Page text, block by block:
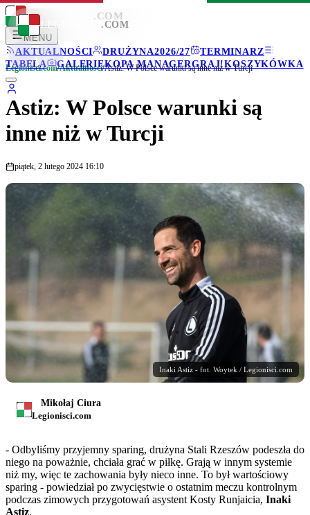
LEGIONISCI .COM
MENU
AKTUALNOŚCI
DRUŻYNA2026/27
TERMINARZ
TABELA
GALERIEKOPA MANAGERGRAJ!KOSZYKÓWKA
LEGIONISCI .COM
Legionisci.com/Aktualności/Astiz: W Polsce warunki są inne niż w Turcji
Astiz: W Polsce warunki są
inne niż w Turcji
piątek, 2 lutego 2024 16:10
Inaki Astiz - fot. Woytek / Legionisci.com
Mikołaj Ciura
Legionisci.com
- Odbyliśmy przyjemny sparing, drużyna Stali Rzeszów podeszła do
niego na poważnie, chciała grać w piłkę. Grają w innym systemie
niż my, więc te zachowania były nieco inne. To był wartościowy
sparing - powiedział po zwycięstwie o ostatnim meczu kontrolnym
podczas zimowych przygotowań asystent Kosty Runjaicia, Inaki
Astiz.